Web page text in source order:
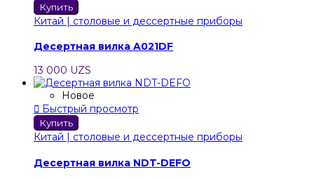
Купить
Китай | столовые и дессертные приборы
Десертная вилка A021DF
13 000 UZS
Новое
 Быстрый просмотр
Купить
Китай | столовые и дессертные приборы
Десертная вилка NDT-DEFO